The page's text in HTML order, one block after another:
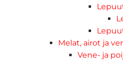
Melat, airot ja
Vene- ja